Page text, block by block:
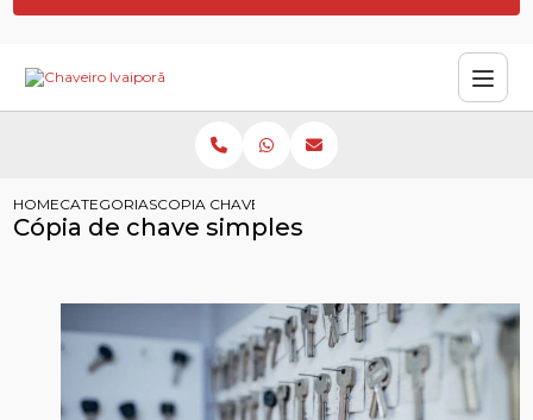
HOMECATEGORIASCOPIA CHAVE SIMPLES
Cópia de chave simples